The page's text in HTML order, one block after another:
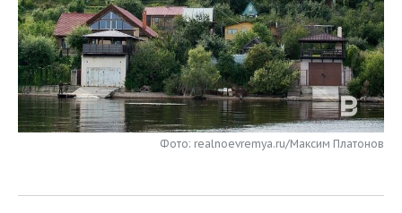
НЕФТЕХИМИЯ
НЕФТЬ
ОПК
ЭНЕРГЕТИКА
РОЗНИЧНАЯ ТОРГОВЛЯ
ТРАНСПОРТ
УСЛУГИ
НОВОСТИ ТЕХНОЛОГИЙ
IT
МЕДИА
МЕРОПРИЯТИЯ
НОВОСТИ МЕРОПРИЯТИЙ
ВЫЕЗДНАЯ РЕДАКЦИЯ
ONLINE-КОНФЕРЕНЦИИ
СПОРТ
НОВОСТИ СПОРТА
ХОККЕЙ
ОБЩЕСТВО
ВЛАСТЬ
СЮЖЕТЫ
Фото: realnoevremya.ru/Максим Платонов